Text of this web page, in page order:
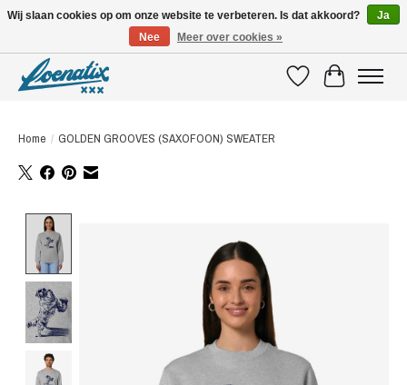
VerlanglijstWinkelwagen
Home / GOLDEN GROOVES (SAXOFOON) SWEATER
Wij slaan cookies op om onze website te verbeteren. Is dat akkoord?
Ja
Nee
Meer over cookies »